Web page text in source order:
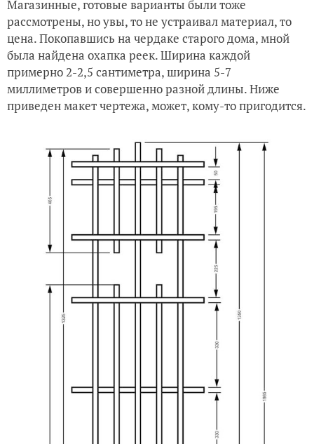
Магазинные, готовые варианты были тоже
рассмотрены, но увы, то не устраивал материал, то
цена. Покопавшись на чердаке старого дома, мной
была найдена охапка реек. Ширина каждой
примерно 2-2,5 сантиметра, ширина 5-7
миллиметров и совершенно разной длины. Ниже
приведен макет чертежа, может, кому-то пригодится.